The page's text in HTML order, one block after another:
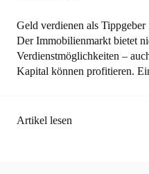
Geld verdienen als
Der Immobilienmarkt bietet
Verdienstmöglichkeiten –
Kapital können profitieren.
Artikel lesen